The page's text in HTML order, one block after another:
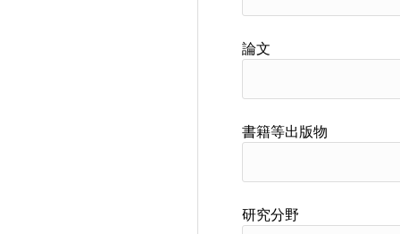
論文
書籍等出版物
研究分野